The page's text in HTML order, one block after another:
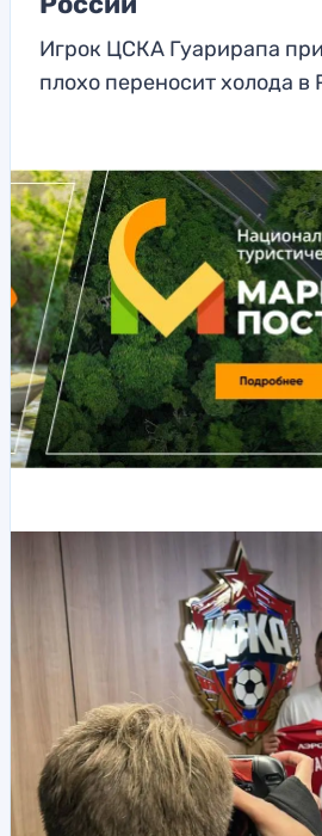
Игрок ЦСКА Гуарирапа
плохо переносит холода в